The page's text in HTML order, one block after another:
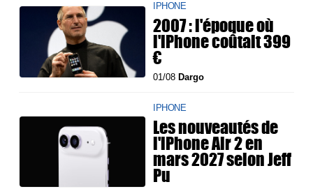
IPHONE
2007 : l'époque où
l'iPhone coûtait 399
€
01/08 Dargo
IPHONE
Les nouveautés de
l'iPhone Air 2 en
mars 2027 selon Jeff
Pu